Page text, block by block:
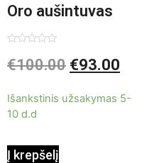
Oro aušintuvas
be ašmenų 3in1
0
iš
€100.00 €93.00
Išankstinis užsakymas 5-
10 d.d
Į krepšelį